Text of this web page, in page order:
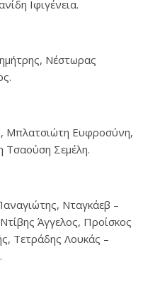
Ιφιγένεια.
Νέστωρας
Μπλατσιώτη Ευφροσύνη,
Τσαούση Σεμέλη.
Νταγκάεβ –
Άγγελος, Προίσκος
Τετράδης Λουκάς –